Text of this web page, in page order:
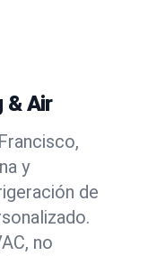
& Air
y
de
no